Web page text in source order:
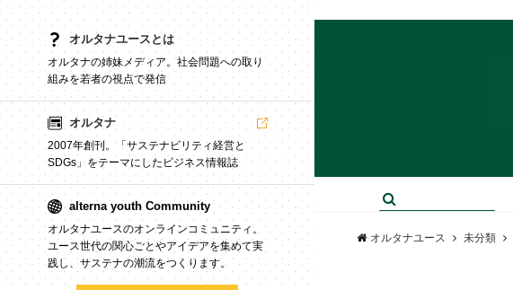
オルタナユースとは
オルタナの姉妹メディア。社会問題への取り
組みを若者の視点で発信
オルタナ
2007年創刊。「サステナビリティ経営と
SDGs」をテーマにしたビジネス情報誌
alterna youth Community
オルタナユースのオンラインコミュニティ。
ユース世代の関心ごとやアイデアを集めて実
践し、サステナの潮流をつくります。
オルタナユース 未分類